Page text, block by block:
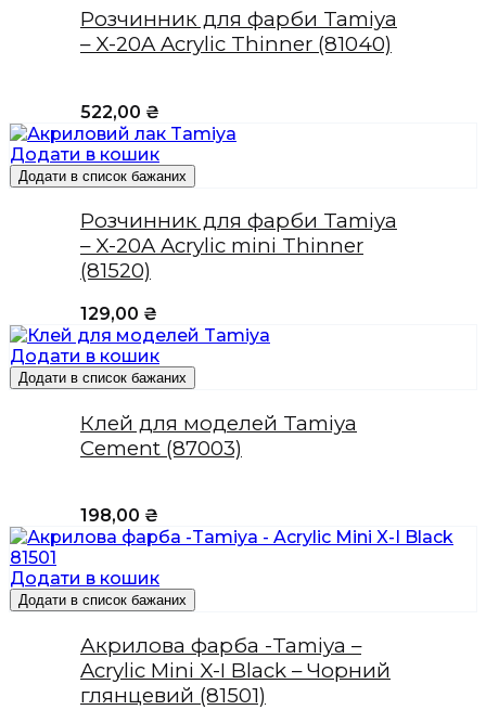
Розчинник для фарби Tamiya
– X-20A Acrylic Thinner (81040)
522,00 ₴
Додати в кошик
Додати в список бажаних
Розчинник для фарби Tamiya
– X-20A Acrylic mini Thinner
(81520)
129,00 ₴
Додати в кошик
Додати в список бажаних
Клей для моделей Tamiya
Cement (87003)
198,00 ₴
Додати в кошик
Додати в список бажаних
Акрилова фарба -Tamiya –
Acrylic Mini X-I Black – Чорний
глянцевий (81501)